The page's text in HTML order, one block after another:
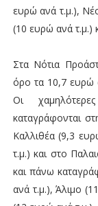
ευρώ ανά τ.μ.),
(10 ευρώ ανά τ.μ.)
Στα Νότια
όρο τα 10,7 ευρώ
Οι
καταγράφονται
Καλλιθέα (9,3
τ.μ.) και στο
και πάνω
ανά τ.μ.), Άλιμο